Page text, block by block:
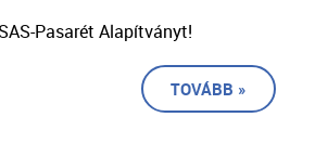
Pasarét Alapítványt!
TOVÁBB »